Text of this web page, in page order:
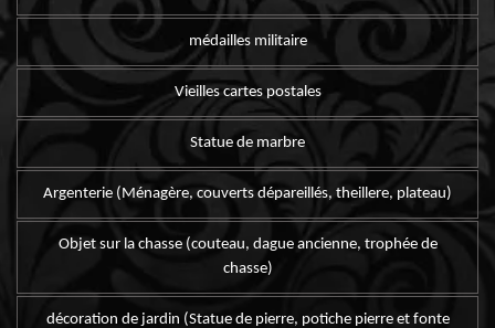
médailles militaire
Vieilles cartes postales
Statue de marbre
Argenterie (Ménagère, couverts dépareillés, theillere, plateau)
Objet sur la chasse (couteau, dague ancienne, trophée de
chasse)
décoration de jardin (Statue de pierre, potiche pierre et fonte